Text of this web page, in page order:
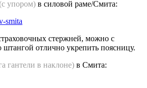
упором) в силовой раме/Смита:
стержней, можно с
отлично укрепить поясницу.
гантели в наклоне) в Смита: